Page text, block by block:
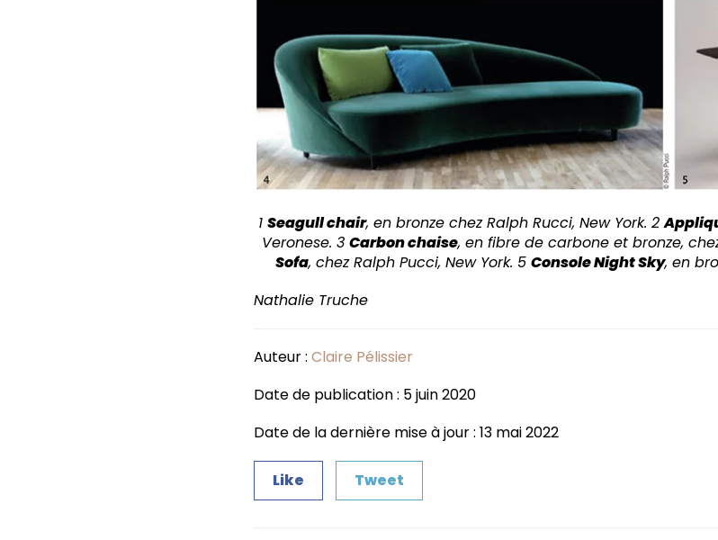
1 Seagull chair, en bronze chez Ralph Rucci, New York. 2
Veronese. 3 Carbon chaise, en fibre de carbone et bronze,
Sofa, chez Ralph Pucci, New York. 5 Console Night Sky, en
Nathalie Truche
Auteur : Claire Pélissier
Date de publication : 5 juin 2020
Date de la dernière mise à jour : 13 mai 2022
Like Tweet